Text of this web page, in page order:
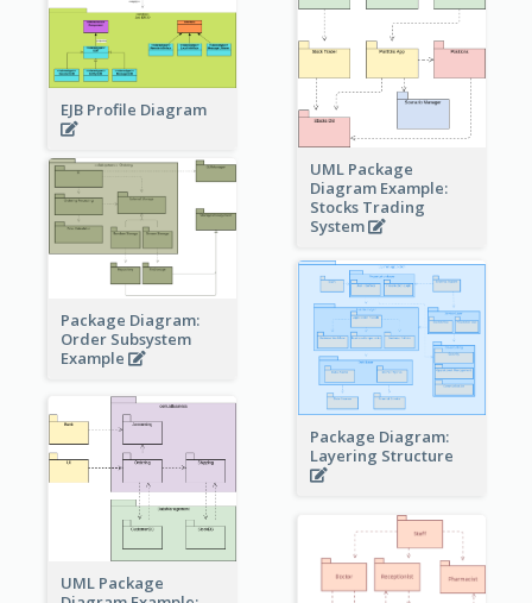
EJB Profile Diagram
UML Package
Diagram Example:
Stocks Trading
System
Package Diagram:
Order Subsystem
Example
Package Diagram:
Layering Structure
UML Package